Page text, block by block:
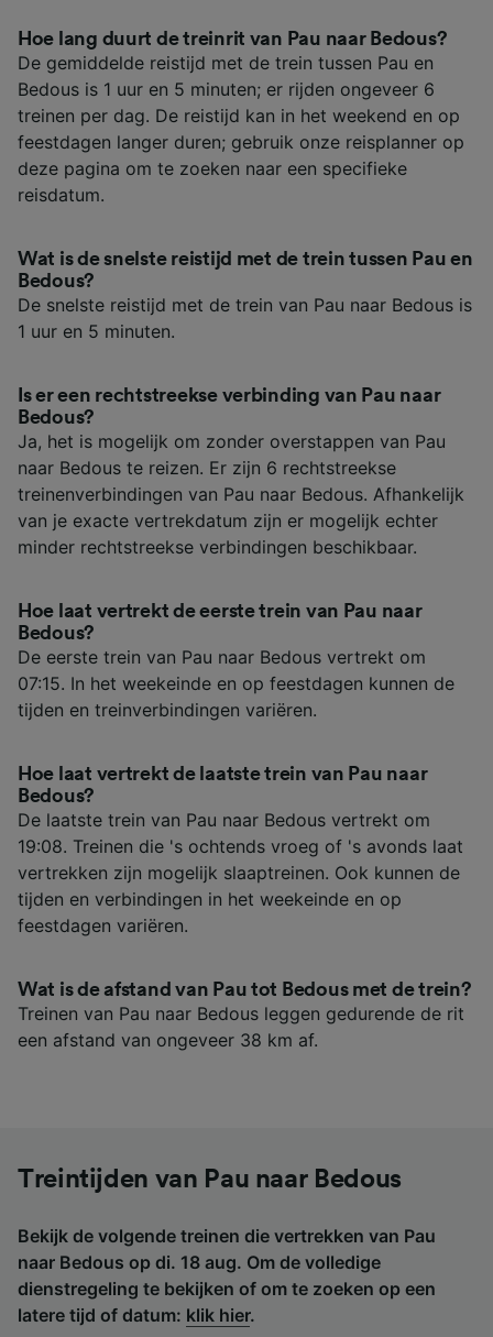
Hoe lang duurt de treinrit van Pau naar Bedous?
De gemiddelde reistijd met de trein tussen Pau en
Bedous is 1 uur en 5 minuten; er rijden ongeveer 6
treinen per dag. De reistijd kan in het weekend en op
feestdagen langer duren; gebruik onze reisplanner op
deze pagina om te zoeken naar een specifieke
reisdatum.
Wat is de snelste reistijd met de trein tussen Pau en
Bedous?
De snelste reistijd met de trein van Pau naar Bedous is
1 uur en 5 minuten.
Is er een rechtstreekse verbinding van Pau naar
Bedous?
Ja, het is mogelijk om zonder overstappen van Pau
naar Bedous te reizen. Er zijn 6 rechtstreekse
treinenverbindingen van Pau naar Bedous. Afhankelijk
van je exacte vertrekdatum zijn er mogelijk echter
minder rechtstreekse verbindingen beschikbaar.
Hoe laat vertrekt de eerste trein van Pau naar
Bedous?
De eerste trein van Pau naar Bedous vertrekt om
07:15. In het weekeinde en op feestdagen kunnen de
tijden en treinverbindingen variëren.
Hoe laat vertrekt de laatste trein van Pau naar
Bedous?
De laatste trein van Pau naar Bedous vertrekt om
19:08. Treinen die 's ochtends vroeg of 's avonds laat
vertrekken zijn mogelijk slaaptreinen. Ook kunnen de
tijden en verbindingen in het weekeinde en op
feestdagen variëren.
Wat is de afstand van Pau tot Bedous met de trein?
Treinen van Pau naar Bedous leggen gedurende de rit
een afstand van ongeveer 38 km af.
Treintijden van Pau naar Bedous
Bekijk de volgende treinen die vertrekken van Pau
naar Bedous op di. 18 aug. Om de volledige
dienstregeling te bekijken of om te zoeken op een
latere tijd of datum: klik hier.